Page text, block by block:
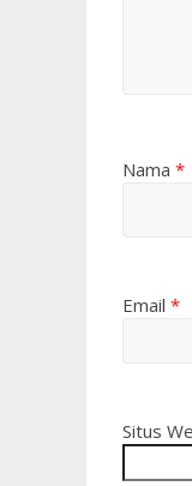
Nama *
Email *
Situs